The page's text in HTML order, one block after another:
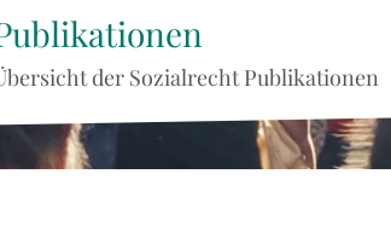
der Sozialrecht Publikationen